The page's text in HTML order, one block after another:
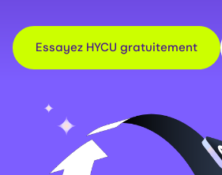
Essayez HYCU gratuitement